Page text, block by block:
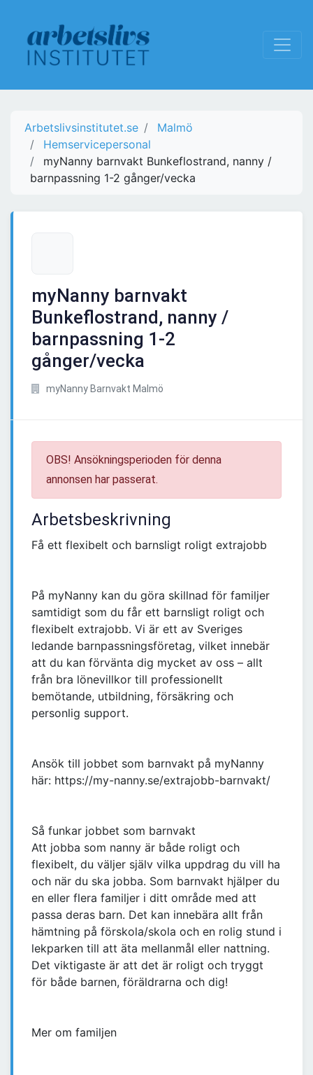
Arbetslivsinstitutet.se
Malmö
Hemservicepersonal
myNanny barnvakt Bunkeflostrand, nanny /
barnpassning 1-2 gånger/vecka
myNanny barnvakt
Bunkeflostrand, nanny /
barnpassning 1-2
gånger/vecka
myNanny Barnvakt Malmö
OBS! Ansökningsperioden för denna
annonsen har passerat.
Arbetsbeskrivning
Få ett flexibelt och barnsligt roligt extrajobb
På myNanny kan du göra skillnad för familjer
samtidigt som du får ett barnsligt roligt och
flexibelt extrajobb. Vi är ett av Sveriges
ledande barnpassningsföretag, vilket innebär
att du kan förvänta dig mycket av oss – allt
från bra lönevillkor till professionellt
bemötande, utbildning, försäkring och
personlig support.
Ansök till jobbet som barnvakt på myNanny
här: https://my-nanny.se/extrajobb-barnvakt/
Så funkar jobbet som barnvakt
Att jobba som nanny är både roligt och
flexibelt, du väljer själv vilka uppdrag du vill ha
och när du ska jobba. Som barnvakt hjälper du
en eller flera familjer i ditt område med att
passa deras barn. Det kan innebära allt från
hämtning på förskola/skola och en rolig stund i
lekparken till att äta mellanmål eller nattning.
Det viktigaste är att det är roligt och tryggt
för både barnen, föräldrarna och dig!
Mer om familjen